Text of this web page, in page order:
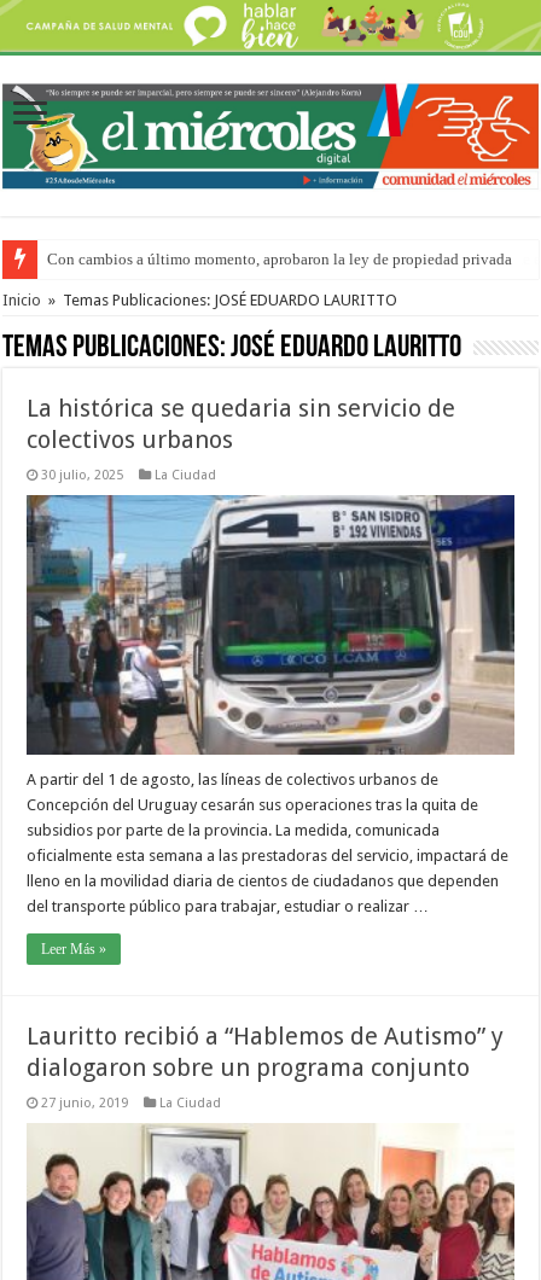
Adopción en Entre Ríos: el 35% de los 90 niños, niñas y adolescentes que
Inicio » Temas Publicaciones: JOSÉ EDUARDO LAURITTO
Temas Publicaciones:JOSÉ EDUARDO LAURITTO
La histórica se quedaria sin servicio de
colectivos urbanos
30 julio, 2025 La Ciudad
A partir del 1 de agosto, las líneas de colectivos urbanos de
Concepción del Uruguay cesarán sus operaciones tras la quita de
subsidios por parte de la provincia. La medida, comunicada
oficialmente esta semana a las prestadoras del servicio, impactará de
lleno en la movilidad diaria de cientos de ciudadanos que dependen
del transporte público para trabajar, estudiar o realizar …
Leer Más »
Lauritto recibió a “Hablemos de Autismo” y
dialogaron sobre un programa conjunto
27 junio, 2019 La Ciudad